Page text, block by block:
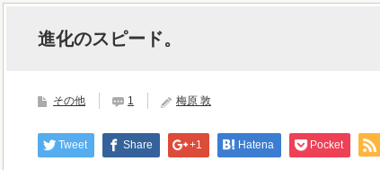
進化のスピード。
その他 1 梅原 敦
Tweet Share +1 Hatena Pocket